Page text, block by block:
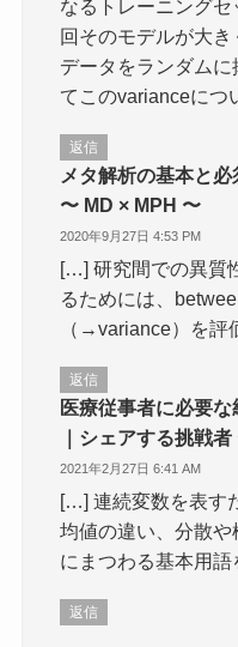
なるトレーニング
回そのモデルが大き
データをランダム
てこのvarianceに
返信
メタ解析の基本と
〜 MD × MPH 〜
2020年9月27日 4:53 PM
[…] 研究間での異質
るためには、
（→variance）を
返信
医療従事者に必要
｜シェアする挑戦
2021年2月27日 6:41 AM
[…] 連続変数を表す
均値の違い、分散
にまつわる基本用
返信